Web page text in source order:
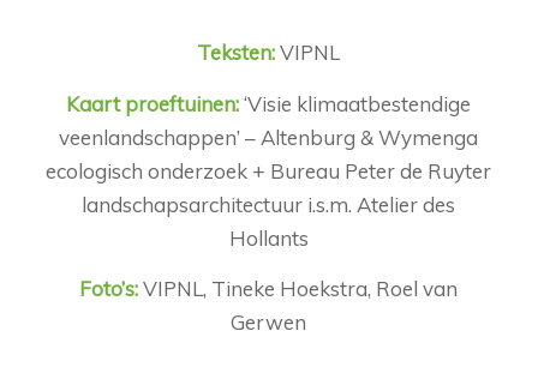
Teksten:VIPNL
Kaart proeftuinen:‘Visie klimaatbestendige
veenlandschappen’ – Altenburg & Wymenga
ecologisch onderzoek + Bureau Peter de Ruyter
landschapsarchitectuur i.s.m. Atelier des
Hollants
Foto’s:VIPNL, Tineke Hoekstra, Roel van
Gerwen